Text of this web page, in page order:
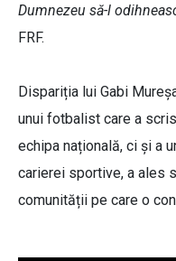
Dumnezeu să-l
FRF.
Dispariția lui Gabi
unui fotbalist care a
echipa națională, ci și a
carierei sportive, a ales
comunității pe care o